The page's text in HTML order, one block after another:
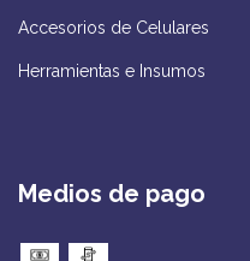
Accesorios de Celulares
Herramientas e Insumos
Medios de pago